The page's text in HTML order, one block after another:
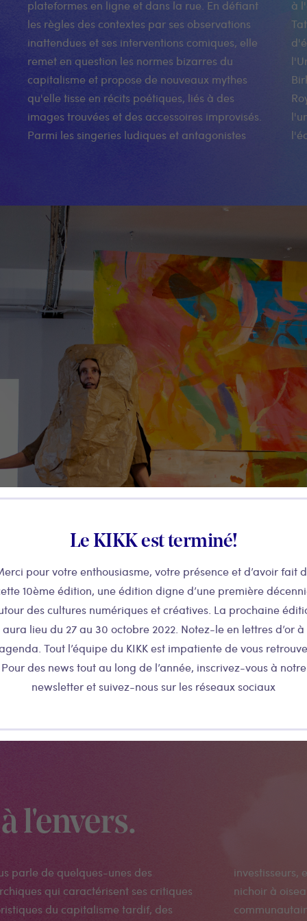
Le KIKK est terminé!
pour votre enthousiasme, votre présence et d’avoir fait
10ème édition, une édition digne d’une première
des cultures numériques et créatives. La prochaine
aura lieu du 27 au 30 octobre 2022. Notez-le en lettres d’or à
Tout l’équipe du KIKK est impatiente de vous
Pour des news tout au long de l’année, inscrivez-vous à notre
newsletter et suivez-nous sur les réseaux sociaux
plateformes en ligne et dans la rue. En défiant
les règles des contextes par ses observations
inattendues et ses interventions comiques, elle
remet en question les normes bizarres du
capitalisme et propose de nouveaux mythes
qu'elle tisse en récits poétiques, liés à des
images trouvées et des accessoires improvisés.
Parmi les singeries ludiques et antagonistes
à l'envers" ou le retitrage d'œuvres d'art à la
Tate Modern à l'aide de post-it et d'une équipe
d'écoliers en visite. Louise Ashcroft a étudié à
l'Université d'Oxford (Ruskin School of Art), au
Birkbeck College (Université de Londres) et au
Royal College of Art de Londres. Elle enseigne à
l'université Goldsmiths, est co-fondatrice de
l'envers.
parle de quelques-unes des
qui caractérisent ses critiques
du capitalisme tardif, des
actuelle pour adapter le vieux
son jardin en une banque de sperme
délibérément le protocole